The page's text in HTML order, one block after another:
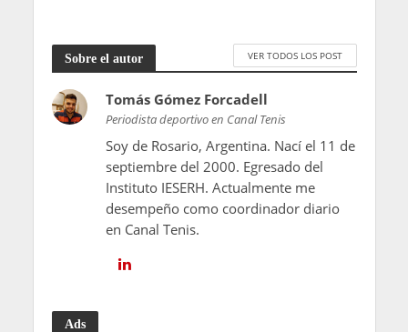
Sobre el autor VER TODOS LOS POST
Tomás Gómez Forcadell
Periodista deportivo en Canal Tenis
Soy de Rosario, Argentina. Nací el 11 de
septiembre del 2000. Egresado del
Instituto IESERH. Actualmente me
desempeño como coordinador diario
en Canal Tenis.
Ads